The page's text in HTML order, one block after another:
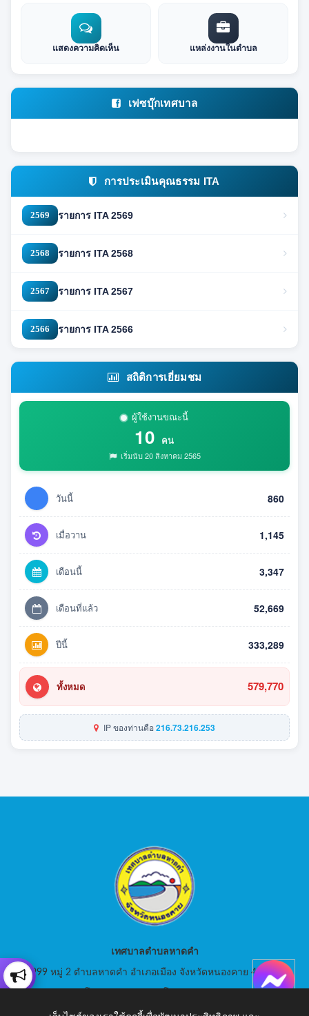
แสดงความคิดเห็น แหล่งงานในตำบล
เฟซบุ๊กเทศบาล
การประเมินคุณธรรม ITA
2569 รายการ ITA 2569
2568 รายการ ITA 2568
2567 รายการ ITA 2567
2566 รายการ ITA 2566
สถิติการเยี่ยมชม
ผู้ใช้งานขณะนี้
10 คน
เริ่มนับ 20 สิงหาคม 2565
วันนี้ 860
เมื่อวาน 1,145
เดือนนี้ 3,347
เดือนที่แล้ว 52,669
ปีนี้ 333,289
ทั้งหมด 579,770
IP ของท่านคือ216.73.216.253
เทศบาลตำบลหาดคำ
999 หมู่ 2 ตำบลหาดคำ อำเภอเมือง จังหวัดหนองคาย 43000